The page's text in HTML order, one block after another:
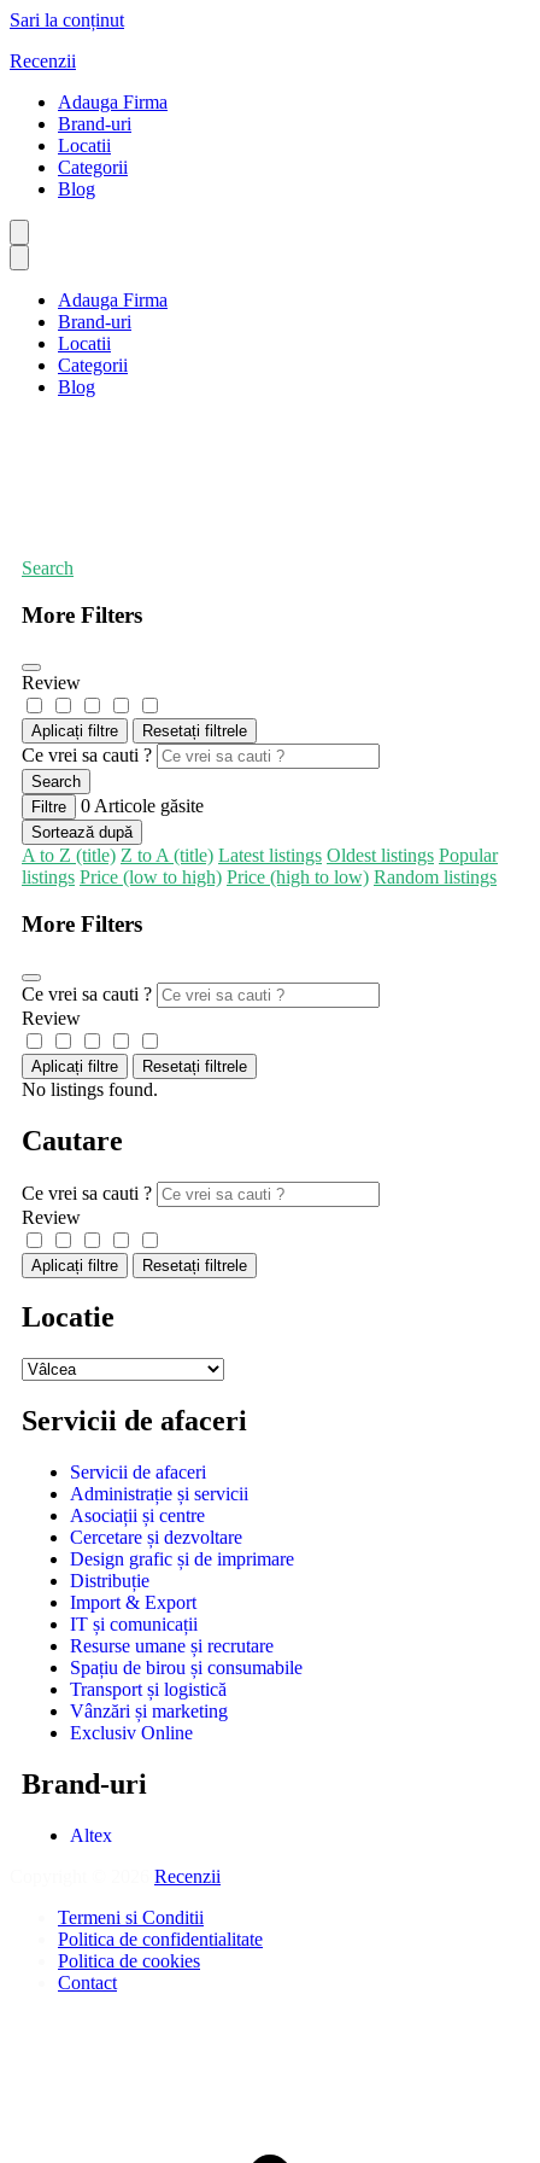
Sari la conținut
Recenzii
Adauga Firma
Brand-uri
Locatii
Categorii
Blog
Adauga Firma
Brand-uri
Locatii
Categorii
Blog
Search
More Filters
Review
Aplicați filtre Resetați filtrele
Ce vrei sa cauti ?
Search
Filtre
0 Articole găsite
Sortează după
A to Z (title) Z to A (title) Latest listings Oldest listings Popular
listings Price (low to high) Price (high to low) Random listings
More Filters
Ce vrei sa cauti ?
Review
Aplicați filtre Resetați filtrele
No listings found.
Cautare
Ce vrei sa cauti ?
Review
Aplicați filtre Resetați filtrele
Locatie
Servicii de afaceri
Servicii de afaceri
Administrație și servicii
Asociații și centre
Cercetare și dezvoltare
Design grafic și de imprimare
Distribuție
Import & Export
IT și comunicații
Resurse umane și recrutare
Spațiu de birou și consumabile
Transport și logistică
Vânzări și marketing
Exclusiv Online
Brand-uri
Altex
Recenzii
Termeni si Conditii
Politica de confidentialitate
Politica de cookies
Contact